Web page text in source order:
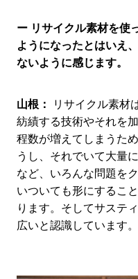
ー リサイクル素材を使
ようになったとはいえ
ないように感じます。
山根：
リサイクル素材
紡績する技術やそれを
程数が増えてしまうた
うし、それでいて大量
など、いろんな問題を
いついても形にするこ
ります。そしてサステ
広いと認識しています。